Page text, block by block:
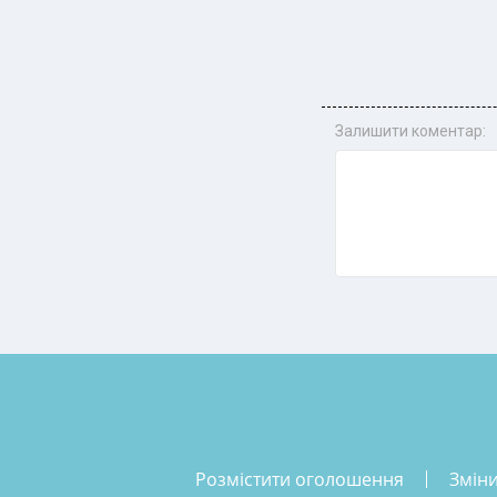
Залишити коментар:
розмістити оголошення